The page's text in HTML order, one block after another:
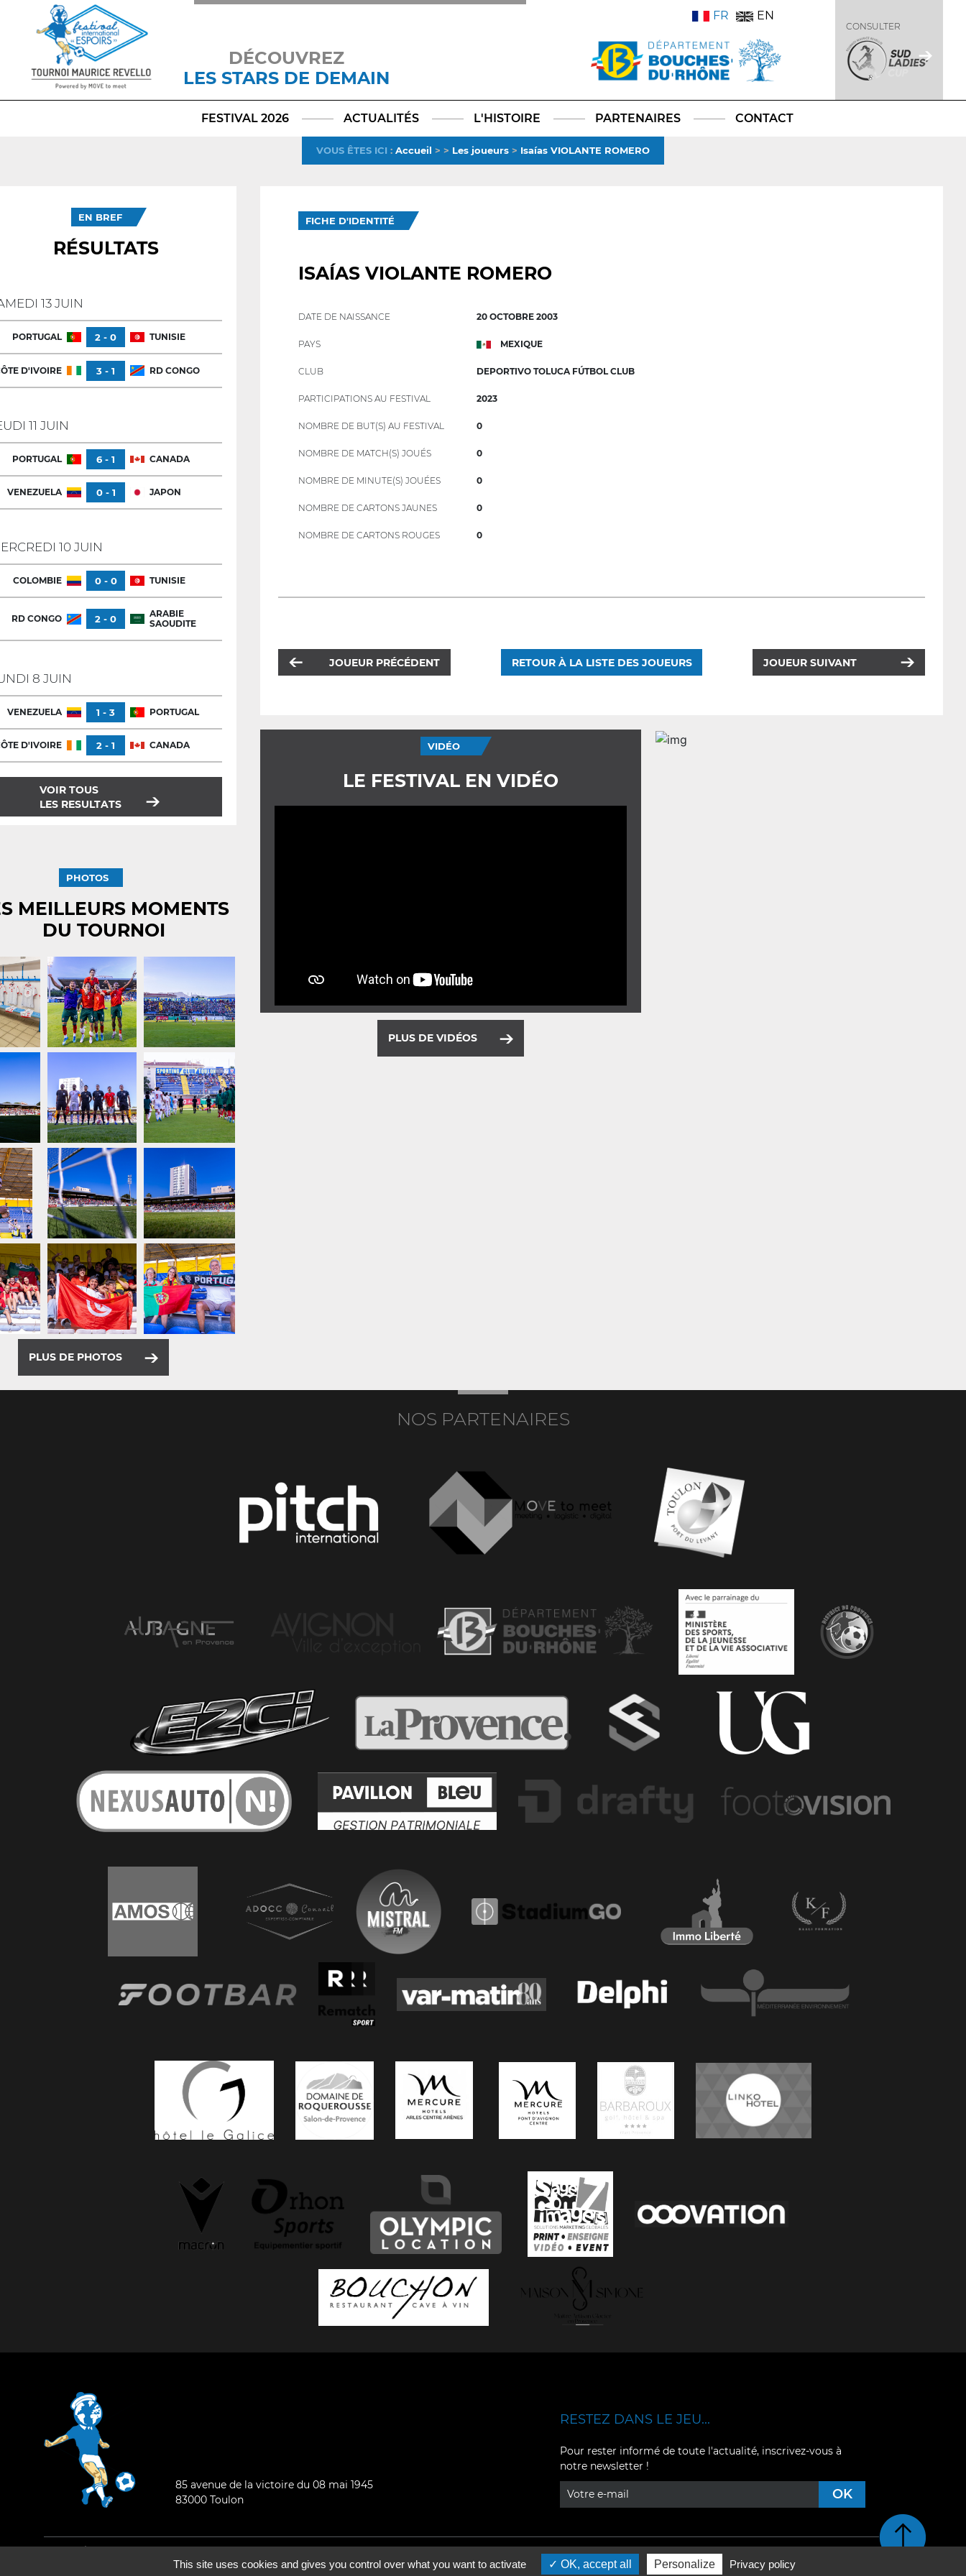
DÉCOUVREZ
LES STARS DE DEMAIN
TikTokLinkedIn
X
FR EN
CONSULTER
FESTIVAL 2026 ACTUALITÉS L'HISTOIRE PARTENAIRES CONTACT
VOUS ÊTES ICI : Accueil > > Les joueurs > Isaías VIOLANTE ROMERO
EN BREF
RÉSULTATS
13 JUIN
PORTUGAL 2 - 0 TUNISIE
D'IVOIRE 3 - 1 RD CONGO
11 JUIN
PORTUGAL 6 - 1 CANADA
VENEZUELA 0 - 1 JAPON
10 JUIN
COLOMBIE 0 - 0 TUNISIE
RD CONGO 2 - 0
ARABIE
SAOUDITE
8 JUIN
VENEZUELA 1 - 3 PORTUGAL
D'IVOIRE 2 - 1 CANADA
VOIR TOUS
LES RESULTATS
PHOTOS
MEILLEURS MOMENTS
DU TOURNOI
PLUS DE PHOTOS
FICHE D'IDENTITÉ
ISAÍAS VIOLANTE ROMERO
DATE DE NAISSANCE 20 OCTOBRE 2003
PAYS MEXIQUE
CLUB DEPORTIVO TOLUCA FÚTBOL CLUB
PARTICIPATIONS AU FESTIVAL 2023
NOMBRE DE BUT(S) AU FESTIVAL 0
NOMBRE DE MATCH(S) JOUÉS 0
NOMBRE DE MINUTE(S) JOUÉES 0
NOMBRE DE CARTONS JAUNES 0
NOMBRE DE CARTONS ROUGES 0
JOUEUR PRÉCÉDENT RETOUR À LA LISTE DES JOUEURS JOUEUR SUIVANT
VIDÉO
LE FESTIVAL EN VIDÉO
PLUS DE VIDÉOS
NOS PARTENAIRES
85 avenue de la victoire du 08 mai 1945
83000 Toulon
YouTube
RESTEZ DANS LE JEU...
Pour rester informé de toute l'actualité, inscrivez-vous à
notre newsletter !
Mentions légales-Qui sommes-nous ?
©2026 - Tous droits réservés - Conception :epartenair e
Retour en haut de page
This site uses cookies and gives you control over what you want to activate OK, accept all Personalize Privacy policy